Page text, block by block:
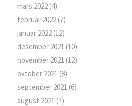
mars 2022(4)
februar 2022(7)
januar 2022(12)
desember 2021 (10)
november 2021 (12)
oktober 2021 (8)
september 2021 (6)
august 2021 (7)